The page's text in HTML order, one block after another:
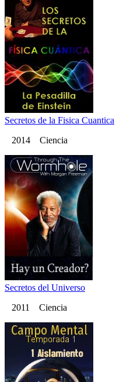
Secretos de la Fisica Cuantica
2014 Ciencia
Secretos del Universo
2011 Ciencia